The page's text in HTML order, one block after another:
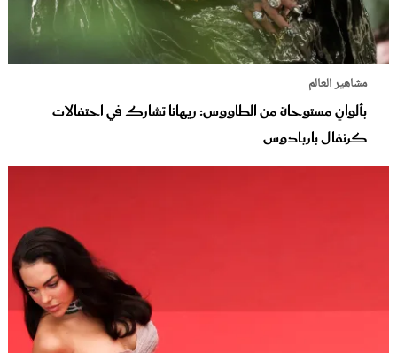
مشاهير العالم
بألوانٍ مستوحاة من الطاووس: ريهانا تشارك في احتفالات
كرنفال باربادوس